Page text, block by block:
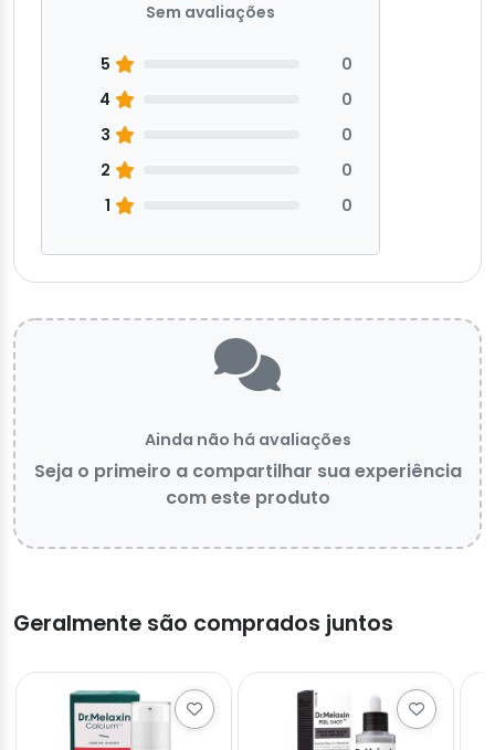
Sem avaliações
5
0
4
0
3
0
2
0
1
0
Ainda não há avaliações
Seja o primeiro a compartilhar sua experiência
com este produto
Geralmente são comprados juntos